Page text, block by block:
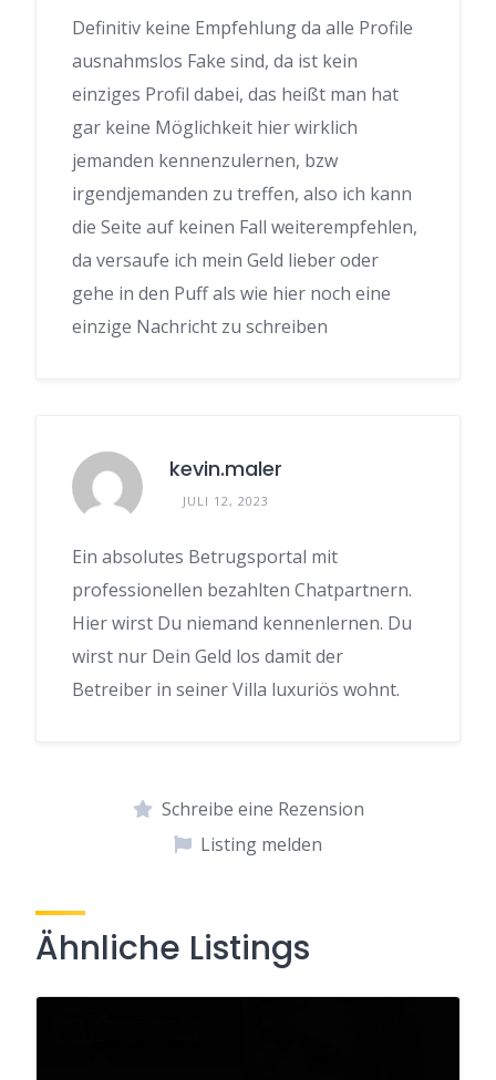
Definitiv keine Empfehlung da alle Profile
ausnahmslos Fake sind, da ist kein
einziges Profil dabei, das heißt man hat
gar keine Möglichkeit hier wirklich
jemanden kennenzulernen, bzw
irgendjemanden zu treffen, also ich kann
die Seite auf keinen Fall weiterempfehlen,
da versaufe ich mein Geld lieber oder
gehe in den Puff als wie hier noch eine
einzige Nachricht zu schreiben
kevin.maler
JULI 12, 2023
Ein absolutes Betrugsportal mit
professionellen bezahlten Chatpartnern.
Hier wirst Du niemand kennenlernen. Du
wirst nur Dein Geld los damit der
Betreiber in seiner Villa luxuriös wohnt.
Schreibe eine Rezension
Listing melden
Ähnliche Listings